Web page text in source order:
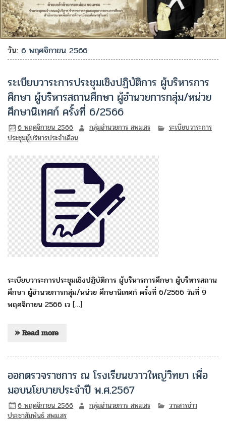
วัน:6 พฤศจิกายน 2566
ระเบียบวาระการประชุมเชิงปฏิบัติการ ผู้บริหารการ
ศึกษา ผู้บริหารสถานศึกษา ผู้อำนวยการกลุ่ม/หน่วย
ศึกษานิเทศก์ ครั้งที่ 6/2566
6 พฤศจิกายน 2566 กลุ่มอำนวยการ สพม.สร
ระเบียบวาระการ
ประชุมผู้บริหารประจำเดือน
ระเบียบวาระการประชุมเชิงปฏิบัติการ ผู้บริหารการศึกษา ผู้บริหารสถาน
ศึกษา ผู้อำนวยการกลุ่ม/หน่วย ศึกษานิเทศก์ ครั้งที่ 6/2566 วันที่ 9
พฤศจิกายน 2566 เว […]
» Read more
ออกตรวจราชการ ณ โรงเรียนขวาวใหญ่วิทยา เพื่อ
มอบนโยบายประจำปี พ.ศ.2567
6 พฤศจิกายน 2566 กลุ่มอำนวยการ สพม.สร
วารสารข่าว
ประชาสัมพันธ์ สพม.สร